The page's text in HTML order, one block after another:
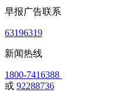
早报广告联系
63196319
新闻热线
1800-7416388
或 92288736